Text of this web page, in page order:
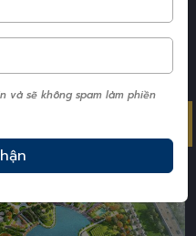
One
và sẽ không spam làm phiền